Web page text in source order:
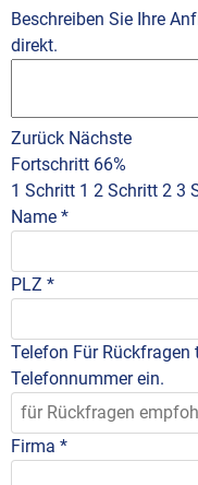
Beschreiben Sie Ihre
direkt.
Zurück Nächste
Fortschritt 66%
1 Schritt 1 2 Schritt 2 3
Name *
PLZ *
Telefon Für Rückfragen
Telefonnummer ein.
Firma *